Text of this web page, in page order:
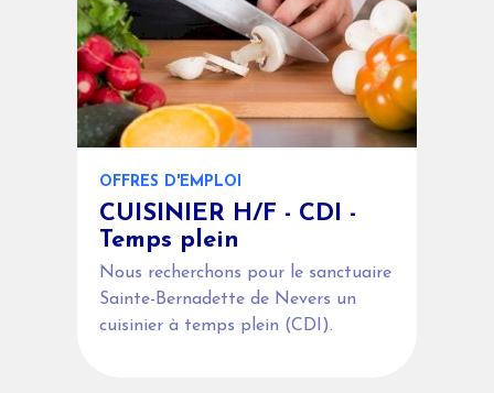
OFFRES D'EMPLOI
CUISINIER H/F - CDI -
Temps plein
Nous recherchons pour le sanctuaire
Sainte-Bernadette de Nevers un
cuisinier à temps plein (CDI).